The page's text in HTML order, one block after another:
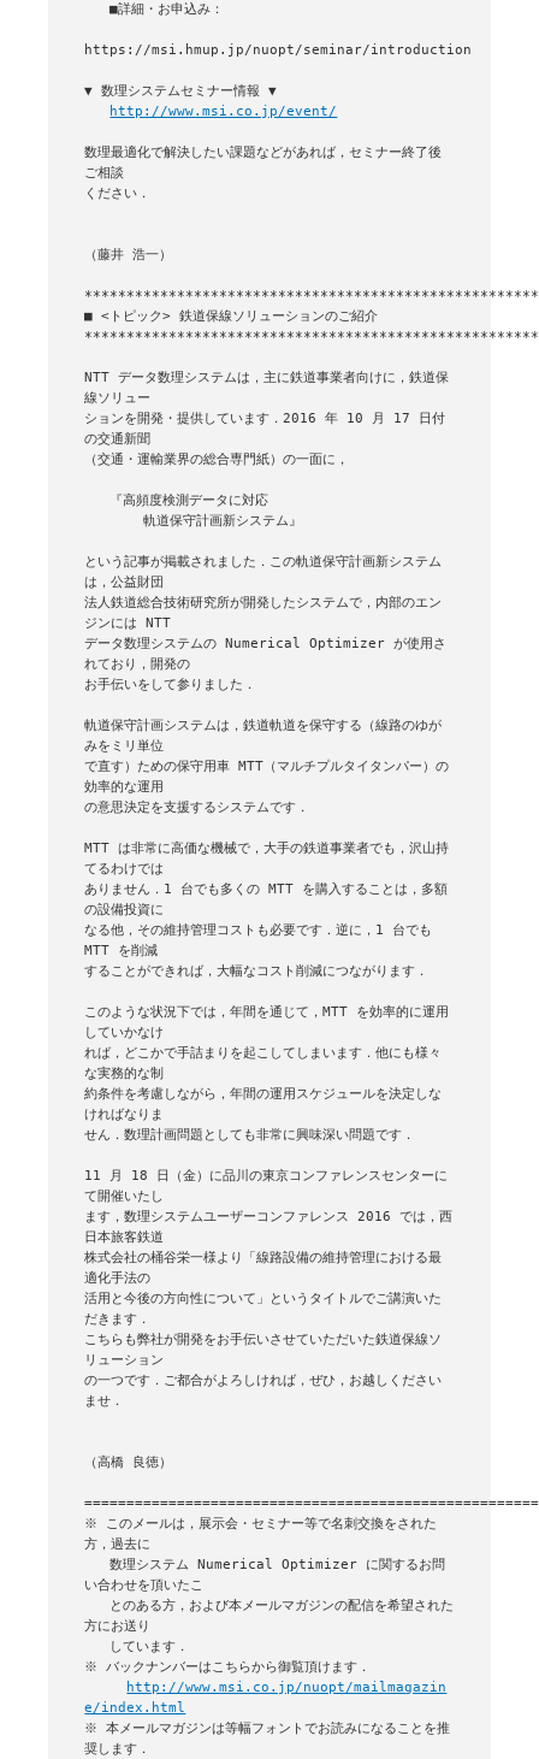
   ■詳細・お申込み：
https://msi.hmup.jp/nuopt/seminar/introduction
▼ 数理システムセミナー情報 ▼
http://www.msi.co.jp/event/
数理最適化で解決したい課題などがあれば，セミナー終了後
ご相談
ください．
（藤井 浩一）
■ <トピック> 鉄道保線ソリューションのご紹介
NTT データ数理システムは，主に鉄道事業者向けに，鉄道保
線ソリュー
ションを開発・提供しています．2016 年 10 月 17 日付
の交通新聞
（交通・運輸業界の総合専門紙）の一面に，
       軌道保守計画新システム』
という記事が掲載されました．この軌道保守計画新システム
は，公益財団
法人鉄道総合技術研究所が開発したシステムで，内部のエン
ジンには NTT
データ数理システムの Numerical Optimizer が使用さ
れており，開発の
お手伝いをして参りました．
軌道保守計画システムは，鉄道軌道を保守する（線路のゆが
みをミリ単位
で直す）ための保守用車 MTT（マルチプルタイタンパー）の
効率的な運用
の意思決定を支援するシステムです．
MTT は非常に高価な機械で，大手の鉄道事業者でも，沢山持
てるわけでは
ありません．1 台でも多くの MTT を購入することは，多額
の設備投資に
なる他，その維持管理コストも必要です．逆に，1 台でも
MTT を削減
することができれば，大幅なコスト削減につながります．
このような状況下では，年間を通じて，MTT を効率的に運用
していかなけ
れば，どこかで手詰まりを起こしてしまいます．他にも様々
な実務的な制
約条件を考慮しながら，年間の運用スケジュールを決定しな
ければなりま
せん．数理計画問題としても非常に興味深い問題です．
11 月 18 日（金）に品川の東京コンファレンスセンターに
て開催いたし
ます，数理システムユーザーコンファレンス 2016 では，西
日本旅客鉄道
株式会社の桶谷栄一様より「線路設備の維持管理における最
適化手法の
活用と今後の方向性について」というタイトルでご講演いた
だきます．
こちらも弊社が開発をお手伝いさせていただいた鉄道保線ソ
リューション
の一つです．ご都合がよろしければ，ぜひ，お越しください
ませ．
（高橋 良徳）
※ このメールは，展示会・セミナー等で名刺交換をされた
方，過去に
   数理システム Numerical Optimizer に関するお問
い合わせを頂いたこ
方にお送り
※ バックナンバーはこちらから御覧頂けます．
http://www.msi.co.jp/nuopt/mailmagazin
e/index.html
※ 本メールマガジンは等幅フォントでお読みになることを推
奨します．